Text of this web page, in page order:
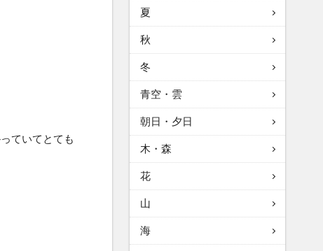
ていてとても
夏
秋
冬
青空・雲
朝日・夕日
木・森
花
山
海